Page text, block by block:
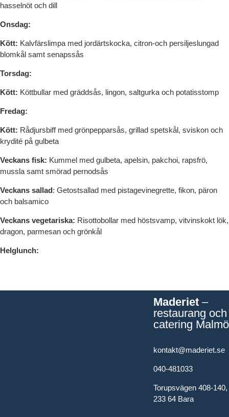
hasselnöt och dill
Onsdag:
Kött: Kalvfärslimpa med jordärtskocka, citron-och persiljeslungad
blomkål samt senapssås
Torsdag:
Kött: Köttbullar med gräddsås, lingon, saltgurka och potatisstomp
Fredag:
Kött: Rådjursbiff med grönpepparsås, grillad spetskål, sviskon och
krydité på gulbeta
Veckans fisk: Kummel med gulbeta, apelsin, pakchoi, rapsfrö,
mussla samt smörad pernodsås
Veckans sallad: Getostsallad med pistagevinegrette, fikon, päron
och balsamico
Veckans vegetariska: Risottobollar med höstsvamp, vitvinskokt lök,
dragon, parmesan och grönkål
Helglunch:
Maderiet –
restaurang och
catering Malmö
kontakt@maderiet.se
040-481033
Torupsvägen 408-140,
233 64 Bara